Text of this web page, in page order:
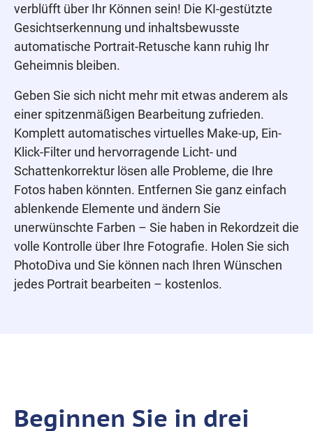
verblüfft über Ihr Können sein! Die KI-gestützte
Gesichtserkennung und inhaltsbewusste
automatische Portrait-Retusche kann ruhig Ihr
Geheimnis bleiben.
Geben Sie sich nicht mehr mit etwas anderem als
einer spitzenmäßigen Bearbeitung zufrieden.
Komplett automatisches virtuelles Make-up, Ein-
Klick-Filter und hervorragende Licht- und
Schattenkorrektur lösen alle Probleme, die Ihre
Fotos haben könnten. Entfernen Sie ganz einfach
ablenkende Elemente und ändern Sie
unerwünschte Farben – Sie haben in Rekordzeit die
volle Kontrolle über Ihre Fotografie. Holen Sie sich
PhotoDiva und Sie können nach Ihren Wünschen
jedes Portrait bearbeiten – kostenlos.
Beginnen Sie in drei